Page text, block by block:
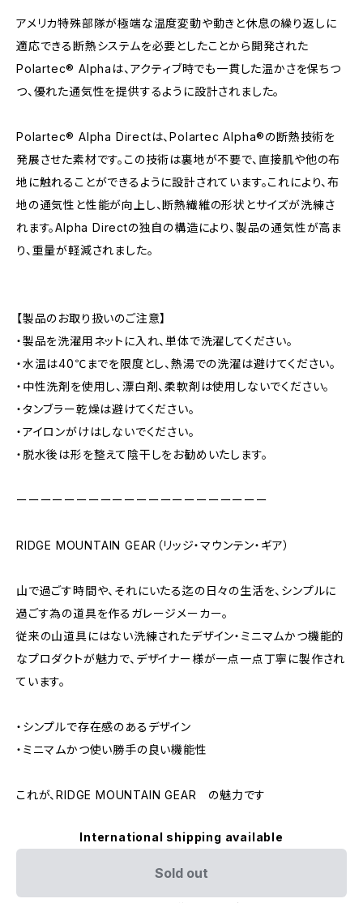
アメリカ特殊部隊が極端な温度変動や動きと休息の繰り返しに
適応できる断熱システムを必要としたことから開発された
Polartec® Alphaは、アクティブ時でも一貫した温かさを保ちつ
つ、優れた通気性を提供するように設計されました。
Polartec® Alpha Directは、Polartec Alpha®の断熱技術を
発展させた素材です。この技術は裏地が不要で、直接肌や他の布
地に触れることができるように設計されています。これにより、布
地の通気性と性能が向上し、断熱繊維の形状とサイズが洗練さ
れます。Alpha Directの独自の構造により、製品の通気性が高ま
り、重量が軽減されました。
【製品のお取り扱いのご注意】
・製品を洗濯用ネットに入れ、単体で洗濯してください。
・水温は40℃までを限度とし、熱湯での洗濯は避けてください。
・中性洗剤を使用し、漂白剤、柔軟剤は使用しないでください。
・タンブラー乾燥は避けてください。
・アイロンがけはしないでください。
・脱水後は形を整えて陰干しをお勧めいたします。
ーーーーーーーーーーーーーーーーーーーーー
RIDGE MOUNTAIN GEAR（リッジ・マウンテン・ギア）
山で過ごす時間や、それにいたる迄の日々の生活を、シンプルに
過ごす為の道具を作るガレージメーカー。
従来の山道具にはない洗練されたデザイン・ミニマムかつ機能的
なプロダクトが魅力で、デザイナー様が一点一点丁寧に製作され
ています。
・シンプルで存在感のあるデザイン
・ミニマムかつ使い勝手の良い機能性
これが、RIDGE MOUNTAIN GEAR の魅力です
International shipping available
Sold out